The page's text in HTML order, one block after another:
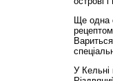
Ще одна
У Кельні